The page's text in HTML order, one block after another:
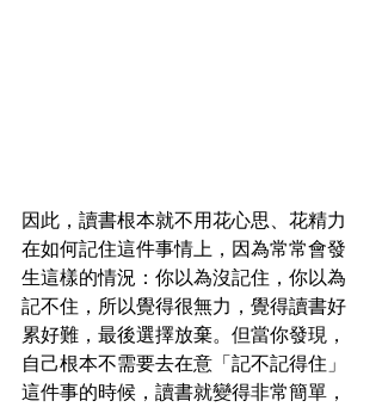
因此，讀書根本就不用花心思、花精力
在如何記住這件事情上，因為常常會發
生這樣的情況：你以為沒記住，你以為
記不住，所以覺得很無力，覺得讀書好
累好難，最後選擇放棄。但當你發現，
自己根本不需要去在意「記不記得住」
這件事的時候，讀書就變得非常簡單，